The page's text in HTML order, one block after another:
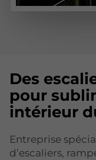
Des
pour
intérieur
Entreprise
d’escaliers,